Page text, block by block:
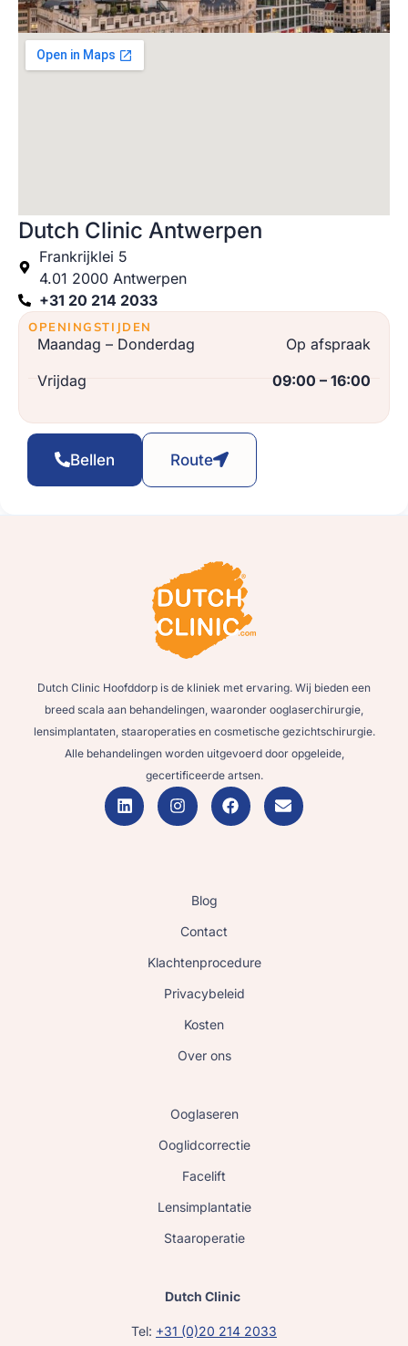
Dutch Clinic Antwerpen
Frankrijklei 5
4.01 2000 Antwerpen
+31 20 214 2033
OPENINGSTIJDEN
Maandag – Donderdag
Op afspraak
Vrijdag
09:00 – 16:00
Bellen Route
Dutch Clinic Hoofddorp is de kliniek met ervaring. Wij bieden een
breed scala aan behandelingen, waaronder ooglaserchirurgie,
lensimplantaten, staaroperaties en cosmetische gezichtschirurgie.
Alle behandelingen worden uitgevoerd door opgeleide,
gecertificeerde artsen.
Blog
Contact
Klachtenprocedure
Privacybeleid
Kosten
Over ons
Ooglaseren
Ooglidcorrectie
Facelift
Lensimplantatie
Staaroperatie
Dutch Clinic
Tel: +31 (0)20 214 2033